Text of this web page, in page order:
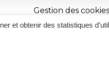
et obtenir des statistiques
Gestion des cookies